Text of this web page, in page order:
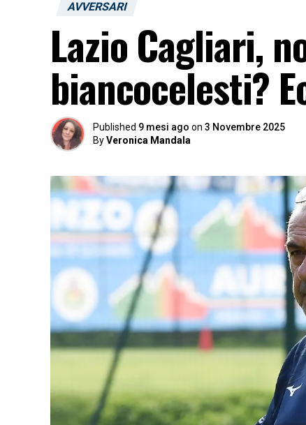
AVVERSARI
Lazio Cagliari,
biancocelesti?
Published 9 mesi ago on 3 Novembre 2025
ByVeronica Mandala